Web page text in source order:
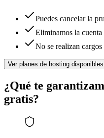
Puedes cancelar la
Eliminamos la cuenta
No se realizan
Ver planes de hosting disponibles
¿Qué te
gratis?